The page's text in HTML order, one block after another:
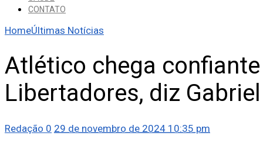
CONTATO
HomeÚltimas Notícias
Atlético chega
Libertadores, diz
Redação 0 29 de novembro de 2024 10:35 pm